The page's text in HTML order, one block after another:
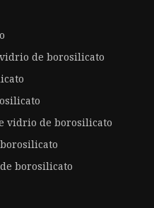
de borosilicato
vidrio de borosilicato
borosilicato